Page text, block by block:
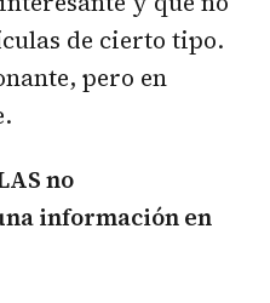
de cierto tipo.
pero en
no
información en